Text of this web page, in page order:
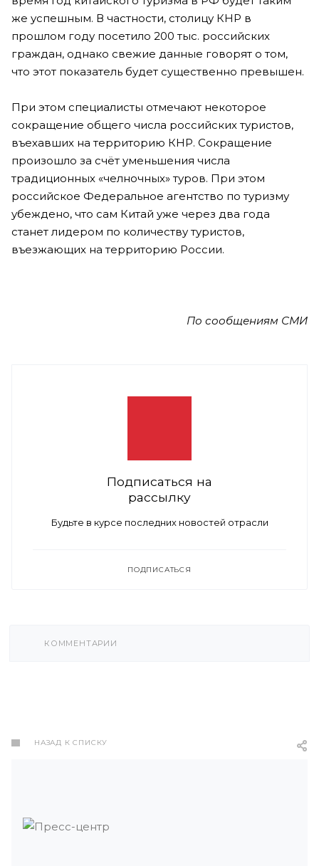
же успешным. В частности, столицу КНР в
прошлом году посетило 200 тыс. российских
граждан, однако свежие данные говорят о том,
что этот показатель будет существенно превышен.
При этом специалисты отмечают некоторое
сокращение общего числа российских туристов,
въехавших на территорию КНР. Сокращение
произошло за счёт уменьшения числа
традиционных «челночных» туров. При этом
российское Федеральное агентство по туризму
убеждено, что сам Китай уже через два года
станет лидером по количеству туристов,
въезжающих на территорию России.
По сообщениям СМИ
Подписаться на
рассылку
Будьте в курсе последних новостей отрасли
ПОДПИСАТЬСЯ
КОММЕНТАРИИ
НАЗАД К СПИСКУ